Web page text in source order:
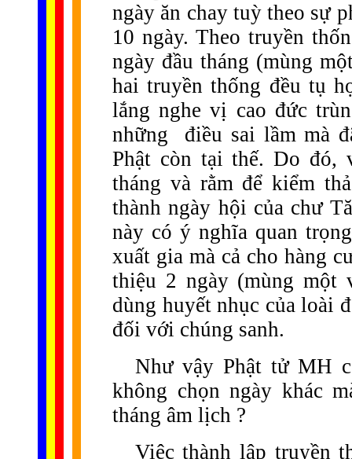
ngày ăn chay tuỳ theo sự
10 ngày. Theo truyền
ngày đầu tháng (mùng
hai truyền thống đều tụ
lắng nghe vị cao đức
những
điều sai lầm mà
Phật còn tại thế. Do đó,
tháng và rằm để kiểm
thành ngày hội của chư
này có ý nghĩa quan
xuất gia mà cả cho hàng
thiệu 2 ngày (mùng một
dùng huyết nhục của loài
đối với chúng sanh.
Như vậy Phật tử MH
không chọn ngày khác
tháng âm lịch ?
Việc thành lập truyền